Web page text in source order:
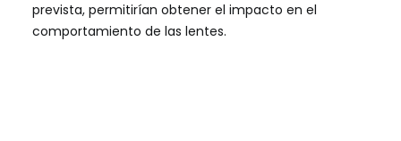
prevista, permitirían obtener el impacto en el
comportamiento de las lentes.